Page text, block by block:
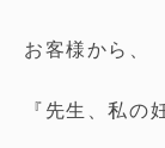
お客様から、
『先生、私の